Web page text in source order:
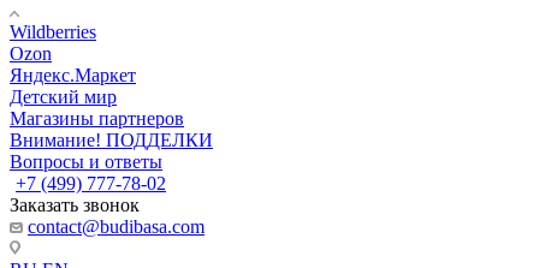
Wildberries
Ozon
Яндекс.Маркет
Детский мир
Магазины партнеров
Внимание! ПОДДЕЛКИ
Вопросы и ответы
+7 (499) 777-78-02
Заказать звонок
contact@budibasa.com